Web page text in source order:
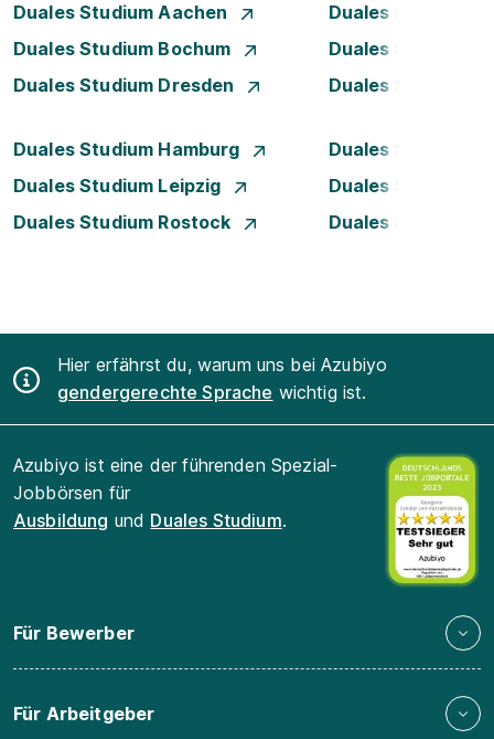
Duales Studium Aachen
Duales Studium
Duales Studium Bochum
Duales Studium
Duales Studium Dresden
Duales Studium
Duales Studium Hamburg
Duales Studium
Duales Studium Leipzig
Duales Studium
Duales Studium Rostock
Duales Studium
Hier erfährst du, warum uns bei Azubiyo
gendergerechte Sprache wichtig ist.
Azubiyo ist eine der führenden Spezial-
Jobbörsen für
Ausbildung und Duales Studium.
Für Bewerber
Für Arbeitgeber